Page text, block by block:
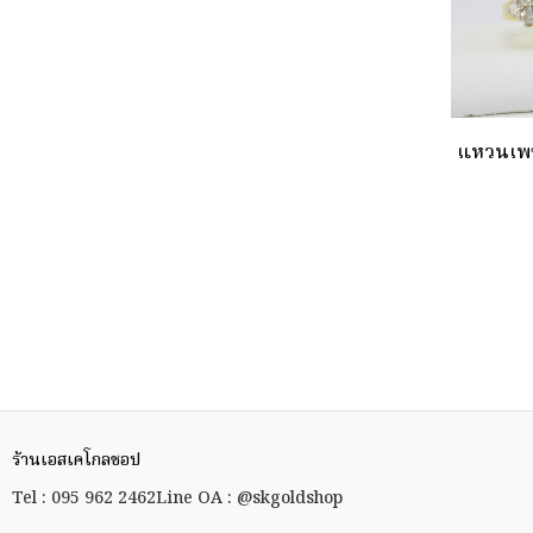
แหวนเ
ร้านเอสเคโกลชอป
Tel : 095 962 2462Line OA : @skgoldshop